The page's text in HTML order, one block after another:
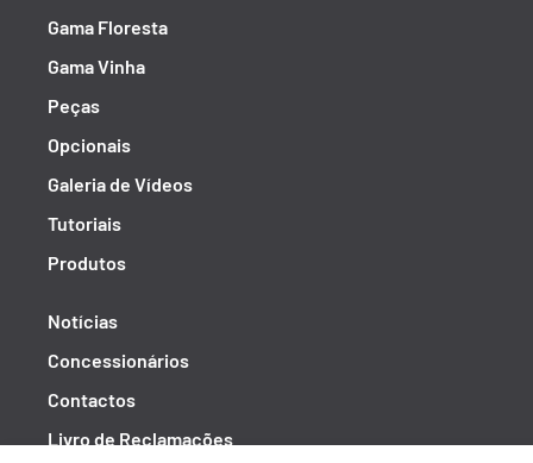
Gama Floresta
Gama Vinha
Peças
Opcionais
Galeria de Vídeos
Tutoriais
Produtos
Notícias
Concessionários
Contactos
Livro de Reclamações